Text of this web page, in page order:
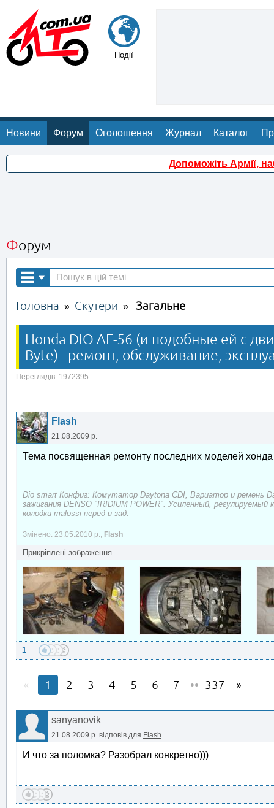
Події
Новини Форум Оголошення Журнал Каталог
Допоможіть Армії,
Форум
Головна » Скутери » Загальне
Honda DIO AF-56 (и подобные ей с
Byte) - ремонт, обслуживание,
Переглядів: 1972395
Flash
21.08.2009 р.
Тема посвященная ремонту последних моделей
Dio smart Конфиг: Комутатор Daytona CDI, Вариатор и ремень
зажигания DENSO "IRIDIUM POWER". Усиленный,
колодки malossi перед и зад.
Змінено: 23.05.2010 р., Flash
Прикріплені зображення
1
1 2 3 4 5 6 7 •• 337
sanyanovik
21.08.2009 р. відповів для Flash
И что за поломка? Разобрал конкретно)))